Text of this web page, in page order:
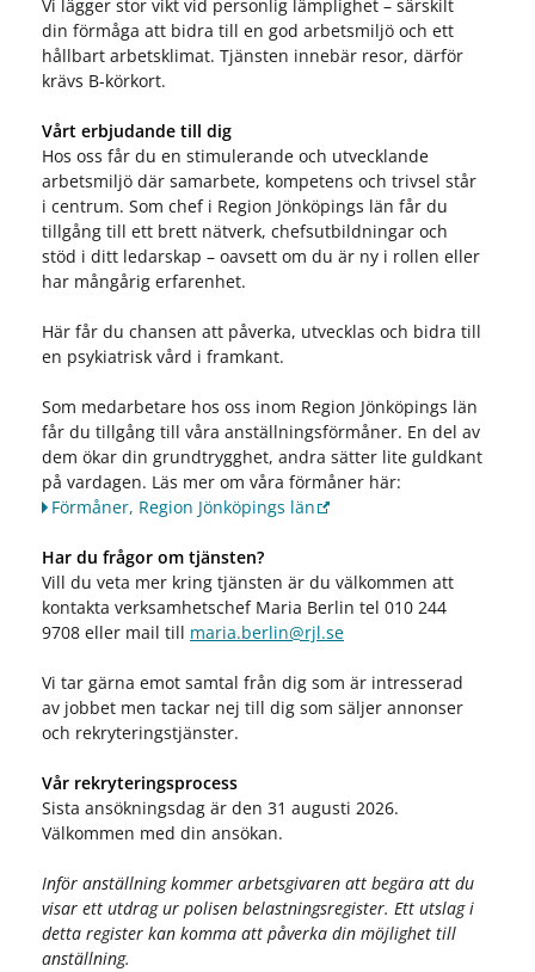
Vi lägger stor vikt vid personlig lämplighet – särskilt
din förmåga att bidra till en god arbetsmiljö och ett
hållbart arbetsklimat. Tjänsten innebär resor, därför
krävs B-körkort.
Vårt erbjudande till dig
Hos oss får du en stimulerande och utvecklande
arbetsmiljö där samarbete, kompetens och trivsel står
i centrum. Som chef i Region Jönköpings län får du
tillgång till ett brett nätverk, chefsutbildningar och
stöd i ditt ledarskap – oavsett om du är ny i rollen eller
har mångårig erfarenhet.
Här får du chansen att påverka, utvecklas och bidra till
en psykiatrisk vård i framkant.
Som medarbetare hos oss inom Region Jönköpings län
får du tillgång till våra anställningsförmåner. En del av
dem ökar din grundtrygghet, andra sätter lite guldkant
på vardagen. Läs mer om våra förmåner här:
Förmåner, Region Jönköpings län
Har du frågor om tjänsten?
Vill du veta mer kring tjänsten är du välkommen att
kontakta verksamhetschef Maria Berlin tel 010 244
9708 eller mail till maria.berlin@rjl.se
Vi tar gärna emot samtal från dig som är intresserad
av jobbet men tackar nej till dig som säljer annonser
och rekryteringstjänster.
Vår rekryteringsprocess
Sista ansökningsdag är den 31 augusti 2026.
Välkommen med din ansökan.
Inför anställning kommer arbetsgivaren att begära att du
visar ett utdrag ur polisen belastningsregister. Ett utslag i
detta register kan komma att påverka din möjlighet till
anställning.